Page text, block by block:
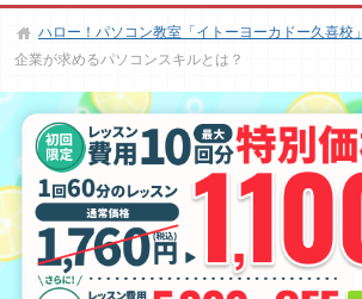
ハロー！パソコン教室「イトーヨーカドー久喜校」
企業が求めるパソコンスキルとは？